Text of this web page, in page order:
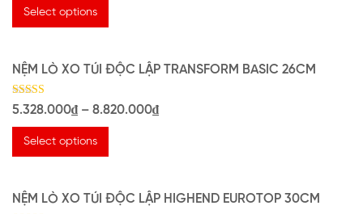
Select options
Giảm 26%
NỆM LÒ XO TÚI ĐỘC LẬP TRANSFORM BASIC 26CM
Rated
5.00
out of 5
5.328.000₫ – 8.820.000₫
Select options
Giảm 30%
NỆM LÒ XO TÚI ĐỘC LẬP HIGHEND EUROTOP 30CM